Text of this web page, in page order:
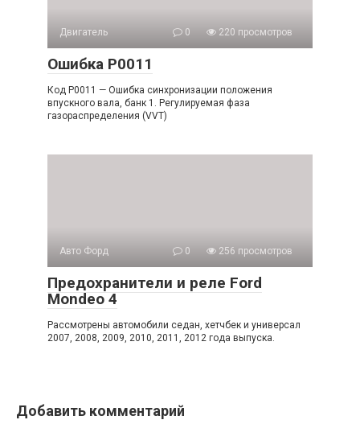
Двигатель 0 220 просмотров
Ошибка P0011
Код P0011 — Ошибка синхронизации положения
впускного вала, банк 1. Регулируемая фаза
газораспределения (VVT)
Авто Форд 0 256 просмотров
Предохранители и реле Ford
Mondeo 4
Рассмотрены автомобили седан, хетчбек и универсал
2007, 2008, 2009, 2010, 2011, 2012 года выпуска.
Добавить комментарий